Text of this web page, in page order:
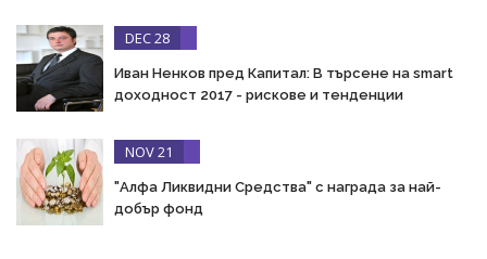
DEC 28
Иван Ненков пред Капитал: В търсене на smart
доходност 2017 - рискове и тенденции
NOV 21
"Алфа Ликвидни Средства" с награда за най-
добър фонд